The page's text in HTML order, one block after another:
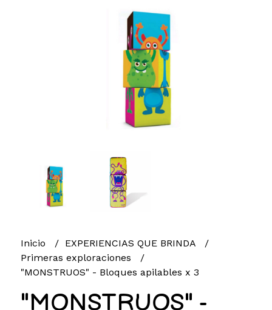
Inicio
EXPERIENCIAS QUE BRINDA
Primeras exploraciones
"MONSTRUOS" - Bloques apilables x 3
"MONSTRUOS" -